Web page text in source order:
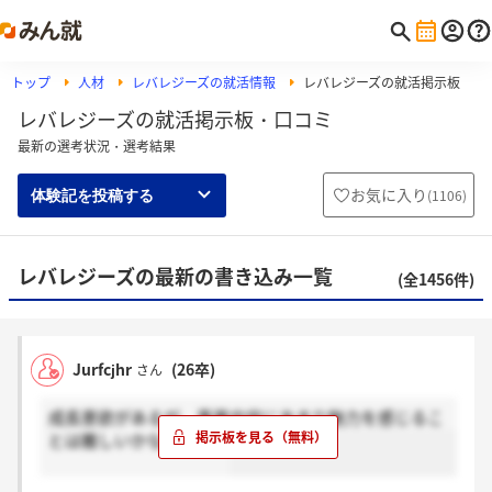
トップ 人材 レバレジーズの就活情報 レバレジーズの就活掲示板
レバレジーズの就活掲示板・口コミ
最新の選考状況・選考結果
体験記を投稿する お気に入り (1106)
レバレジーズの最新の書き込み一覧 (全1456件)
Jurfcjhr さん (26卒)
成長意欲があるが、事業内容にあまり魅力を感じるこ
とは難しいかなと感じる